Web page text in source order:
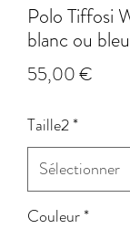
Polo Tiffosi
blanc ou
55,00 €
Taille2*
Couleur*